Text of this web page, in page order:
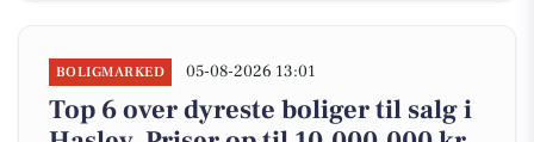
BOLIGMARKED 05-08-2026 13:01
Top 6 over dyreste boliger til salg i